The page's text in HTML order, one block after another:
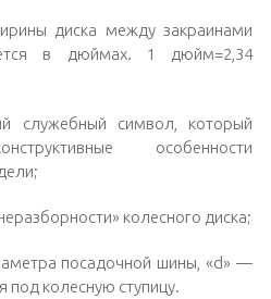
диска между закраинами
в дюймах. 1 дюйм=2,34
служебный символ, который
особенности
колесного диска;
посадочной шины, «d» —
под колесную ступицу.